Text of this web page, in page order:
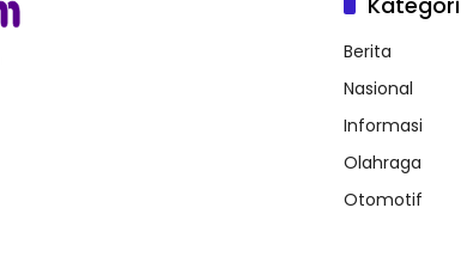
Berita
Nasional
Informasi
Olahraga
Otomotif